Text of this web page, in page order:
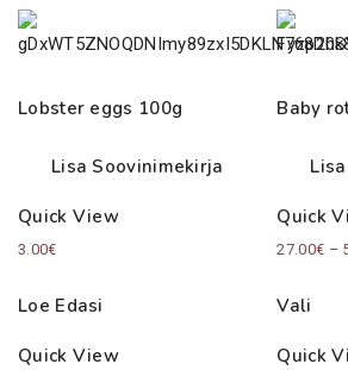
Lobster eggs 100g
Lisa Soovinimekirja
Quick View
3.00€
Loe Edasi
Quick View
Baby
Quick
27.00€ –
Vali
Quick